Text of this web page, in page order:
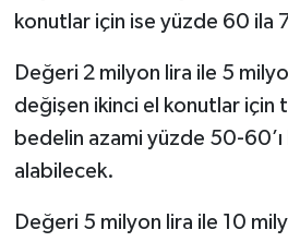
konutlar için ise yüzde 60 ila
Değeri 2 milyon lira ile 5
değişen ikinci el konutlar için
bedelin azami yüzde 50-
alabilecek.
Değeri 5 milyon lira ile 10